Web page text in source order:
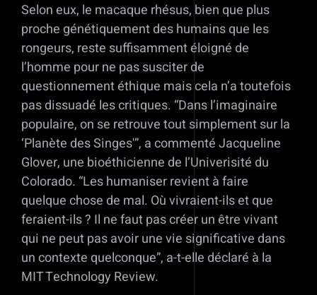
Selon eux, le macaque rhésus, bien que plus
proche génétiquement des humains que les
rongeurs, reste suffisamment éloigné de
l’homme pour ne pas susciter de
questionnement éthique mais cela n’a toutefois
pas dissuadé les critiques. “Dans l’imaginaire
populaire, on se retrouve tout simplement sur la
‘Planète des Singes'”, a commenté Jacqueline
Glover, une bioéthicienne de l’Univerisité du
Colorado. “Les humaniser revient à faire
quelque chose de mal. Où vivraient-ils et que
feraient-ils ? Il ne faut pas créer un être vivant
qui ne peut pas avoir une vie significative dans
un contexte quelconque”, a-t-elle déclaré à la
MIT Technology Review.